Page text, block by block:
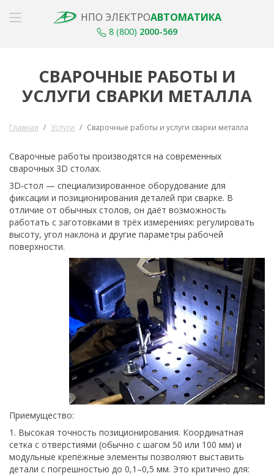
НПО ЭЛЕКТРОАВТОМАТИКА
8 (800) 2000-569
СВАРОЧНЫЕ РАБОТЫ И
УСЛУГИ СВАРКИ МЕТАЛЛА
Главная Услуги Сварочные работы и услуги сварки металла
Сварочные работы производятся на современных
сварочных 3D столах.
3D‑стол — специализированное оборудование для
фиксации и позиционирования деталей при сварке. В
отличие от обычных столов, он даёт возможность
работать с заготовками в трёх измерениях: регулировать
высоту, угол наклона и другие параметры рабочей
поверхности.
Приемущество:
1. Высокая точность позиционирования. Координатная
сетка с отверстиями (обычно с шагом 50 или 100 мм) и
модульные крепёжные элементы позволяют выставить
детали с погрешностью до 0,1–0,5 мм. Это критично для: